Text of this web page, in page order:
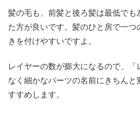
髪の毛も、前髪と後ろ髪は最低でも
た方が良いです。髪のひと房で一つ
きを付けやすいですよ。
レイヤーの数が膨大になるので、「
なく細かなパーツの名前にきちんと
すすめします。